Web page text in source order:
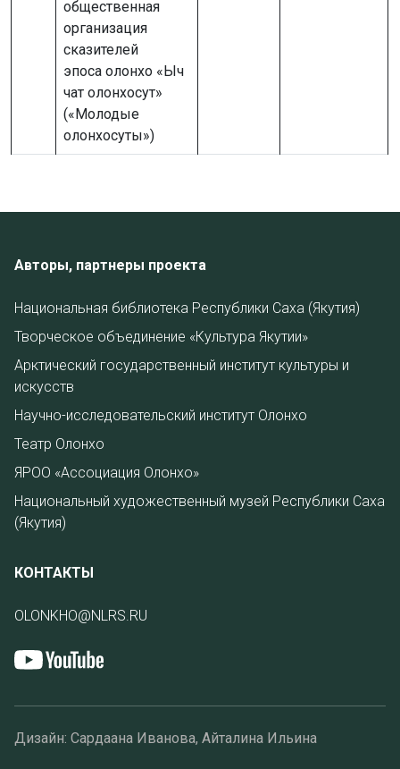
общественная
организация
сказителей
эпоса олонхо «Ыч
чат олонхосут»
(«Молодые
олонхосуты»)
Авторы, партнеры проекта
Национальная библиотека Республики Саха (Якутия)
Творческое объединение «Культура Якутии»
Арктический государственный институт культуры и
искусств
Научно-исследовательский институт Олонхо
Театр Олонхо
ЯРОО «Ассоциация Олонхо»
Национальный художественный музей Республики Саха
(Якутия)
КОНТАКТЫ
OLONKHO@NLRS.RU
Дизайн: Сардаана Иванова, Айталина Ильина